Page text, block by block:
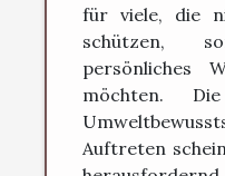
für viele, die
schützen,
persönliches
möchten.
Auftreten